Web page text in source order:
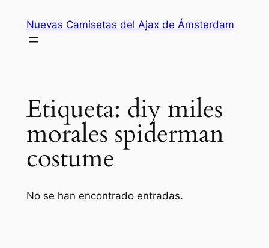
contenido
Nuevas Camisetas del Ajax de Ámsterdam
Etiqueta: diy miles
morales spiderman
costume
No se han encontrado entradas.